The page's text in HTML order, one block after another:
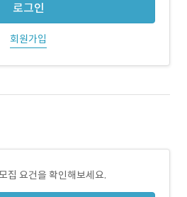
로그인
회원가입
집 요건을 확인해보세요.